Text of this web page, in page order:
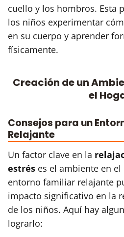
cuello y los hombros. Esta
los niños experimentar
en su cuerpo y aprender
físicamente.
Creación de un
el
Consejos para un
Relajante
Un factor clave en la
estrés es el ambiente en
entorno familiar relajante
impacto significativo en la
de los niños. Aquí hay
lograrlo: